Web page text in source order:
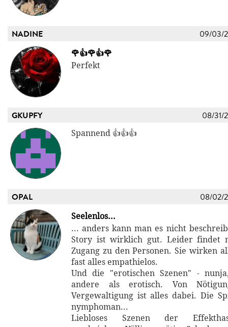
NADINE 09/03/
🌹👍🌹👍🌹
Perfekt
GKUPFY 08/31/
Spannend 👍👍👍
OPAL 08/02/
Seelenlos...
... anders kann man es nicht
Story ist wirklich gut. Leider findet
Zugang zu den Personen. Sie wirken
fast alles empathielos.
Und die "erotischen Szenen" -
andere als erotisch. Von
Vergewaltigung ist alles dabei. Die
nymphoman...
Liebloses Szenen der